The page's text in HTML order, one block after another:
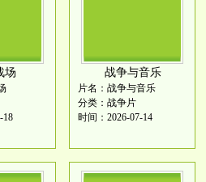
场
18
战争与音乐
片名：战争与音乐
分类：战争片
时间：2026-07-14